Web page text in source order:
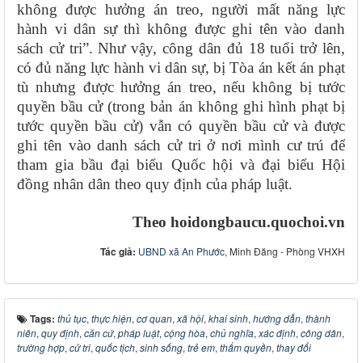
không được hưởng án treo, người mất năng lực
hành vi dân sự thì không được ghi tên vào danh
sách cử tri”. Như vậy, công dân đủ 18 tuổi trở lên,
có đủ năng lực hành vi dân sự, bị Tòa án kết án phạt
tù nhưng được hưởng án treo, nếu không bị tước
quyền bầu cử (trong bản án không ghi hình phạt bị
tước quyền bầu cử) vẫn có quyền bầu cử và được
ghi tên vào danh sách cử tri ở nơi mình cư trú để
tham gia bầu đại biểu Quốc hội và đại biểu Hội
đồng nhân dân theo quy định của pháp luật.
Theo hoidongbaucu.quochoi.vn
Tác giả: UBND xã An Phước, Minh Đăng - Phòng VHXH
Tags: thủ tục, thực hiện, cơ quan, xã hội, khai sinh, hướng dẫn, thành
niên, quy định, căn cứ, pháp luật, cộng hòa, chủ nghĩa, xác định, công dân,
trường hợp, cử tri, quốc tịch, sinh sống, trẻ em, thẩm quyền, thay đổi